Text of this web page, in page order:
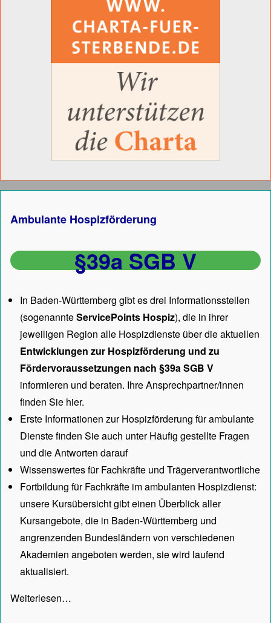
Ambulante Hospizförderung
§39a SGB V
In Baden-Württemberg gibt es drei Informationsstellen
(sogenannteServicePoints Hospiz), die in ihrer
jeweiligen Region alle Hospizdienste über die aktuellen
Entwicklungen zur Hospizförderung und zu
Fördervoraussetzungen nach §39a SGB V
informieren und beraten. Ihre Ansprechpartner/innen
finden Sie hier.
Erste Informationen zur Hospizförderung für ambulante
Dienste finden Sie auch unterHäufig gestellte Fragen
und die Antworten darauf
Wissenswertes für Fachkräfte und Trägerverantwortliche
Fortbildung für Fachkräfte im ambulanten Hospizdienst:
unsere Kursübersichtgibt einen Überblick aller
Kursangebote, die in Baden-Württemberg und
angrenzenden Bundesländern von verschiedenen
Akademien angeboten werden, sie wird laufend
aktualisiert.
Weiterlesen…